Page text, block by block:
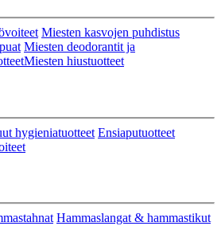
Miesten kasvojen puhdistus
Miesten deodorantit ja
Miesten hiustuotteet
hygieniatuotteet Ensiaputuotteet
Hammaslangat & hammastikut